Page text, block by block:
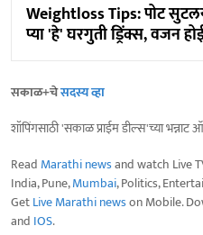
Weightloss Tips: पोट
प्या 'हे' घरगुती ड्रिंक्स, वजन
सकाळ+चेसदस्य व्हा
शॉपिंगसाठी 'सकाळ प्राईम डील्स'च्या भन्नाट
Read Marathi newsand watch Live
India, Pune,Mumbai, Politics,
GetLive Marathi newson Mobile.
and IOS.